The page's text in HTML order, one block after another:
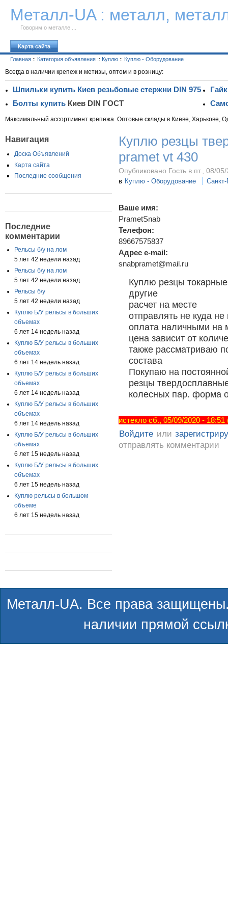
Металл-UA : металл,
Говорим о металле ...
Карта сайта
Главная :: Категория объявления :: Куплю :: Куплю - Оборудование
Всегда в наличии крепеж и метизы, оптом и в розницу:
Шпильки купить Киев резьбовые стержни DIN 975
Болты купитьКиев DIN ГОСТ
Максимальный ассортимент крепежа. Оптовые склады в Киеве, Харькове,
Навигация
Доска Объявлений
Карта сайта
Последние сообщения
Последние
комментарии
Рельсы б/у на лом
5 лет 42 недели назад
Рельсы б/у на лом
5 лет 42 недели назад
Рельсы б/у
5 лет 42 недели назад
Куплю Б/У рельсы в больших
объемах
6 лет 14 недель назад
Куплю Б/У рельсы в больших
объемах
6 лет 14 недель назад
Куплю Б/У рельсы в больших
объемах
6 лет 14 недель назад
Куплю Б/У рельсы в больших
объемах
6 лет 14 недель назад
Куплю Б/У рельсы в больших
объемах
6 лет 15 недель назад
Куплю Б/У рельсы в больших
объемах
6 лет 15 недель назад
Куплю рельсы в большом
объеме
6 лет 15 недель назад
Куплю резцы
pramet vt 430
Опубликовано Гость в пт., 08/
в Куплю - Оборудование Санкт-
Ваше имя:
PrametSnab
Телефон:
89667575837
Адрес e-mail:
snabpramet@mail.ru
Куплю резцы
другие
расчет на месте
отправлять не куда
оплата наличными на
цена зависит от
также рассматриваю
состава
Покупаю на
резцы
колесных пар. форма
истекло сб., 05/09/2020 -
Войдите или
отправлять комментарии
Металл-UA. Все права
наличии прямой